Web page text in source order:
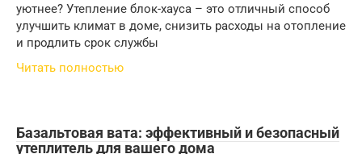
уютнее? Утепление блок-хауса – это отличный способ
улучшить климат в доме, снизить расходы на отопление
и продлить срок службы
Читать полностью
Базальтовая вата: эффективный и безопасный
утеплитель для вашего дома